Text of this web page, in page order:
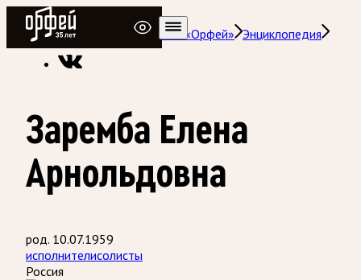
Радио Орфей
Радио классической музыки «Орфей» Энциклопедия
Заремба Елена
Арнольдовна
род. 10.07.1959
исполнителисолисты
Россия